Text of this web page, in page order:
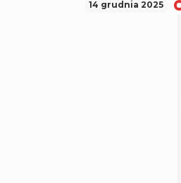
14 grudnia 2025